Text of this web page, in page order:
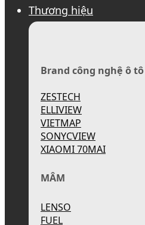
Thương hiệu
Brand công nghệ ô tô
ZESTECH
ELLIVIEW
VIETMAP
SONYCVIEW
XIAOMI 70MAI
MÂM
LENSO
FUEL